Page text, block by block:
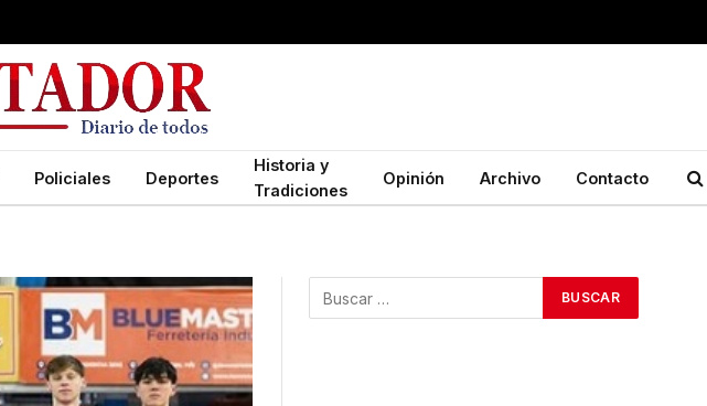
Policiales Deportes
Historia y
Tradiciones
Opinión Archivo Contacto